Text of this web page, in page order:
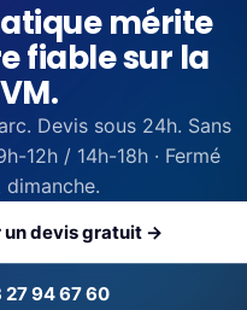
mérite
fiable sur la
Devis sous 24h. Sans
12h / 14h-18h · Fermé
dimanche.
un devis gratuit →
27 94 67 60